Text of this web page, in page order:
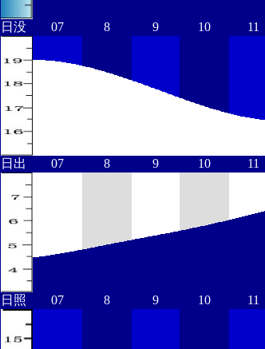
日没 07 8 9 10 11
日出 07 8 9 10 11
日照 07 8 9 10 11